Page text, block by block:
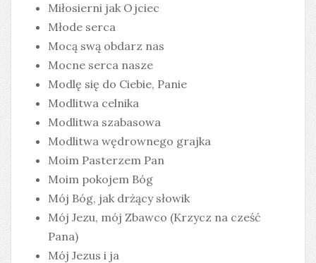
Miłosierni jak Ojciec
Młode serca
Mocą swą obdarz nas
Mocne serca nasze
Modlę się do Ciebie, Panie
Modlitwa celnika
Modlitwa szabasowa
Modlitwa wędrownego grajka
Moim Pasterzem Pan
Moim pokojem Bóg
Mój Bóg, jak drżący słowik
Mój Jezu, mój Zbawco (Krzycz na cześć
Pana)
Mój Jezus i ja